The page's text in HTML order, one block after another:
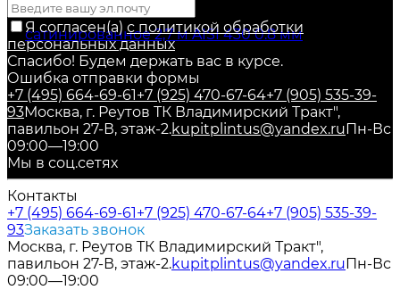
Я согласен(a)с политикой обработки
персональных данных
Спасибо! Будем держать вас в курсе.
Ошибка отправки формы
+7 (495) 664-69-61 +7 (925) 470-67-64+7 (905) 535-39-
93Москва, г. Реутов ТК Владимирский Тракт",
павильон 27-В, этаж-2.kupitplintus@yandex.ru Пн-Вс
09:00—19:00
Мы в соц.сетях
Контакты
+7 (495) 664-69-61 +7 (925) 470-67-64+7 (905) 535-39-
93Заказать звонок
Москва, г. Реутов ТК Владимирский Тракт",
павильон 27-В, этаж-2.kupitplintus@yandex.ru Пн-Вс
09:00—19:00